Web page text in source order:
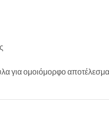
για ομοιόμορφο